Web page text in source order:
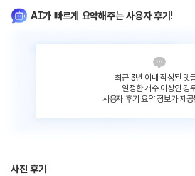
AI가 빠르게 요약해주는 사용자 후기!
최근 3년 이내 작성된 댓
일정한 개수 이상인 경
사용자 후기 요약 정보가 제
사진 후기